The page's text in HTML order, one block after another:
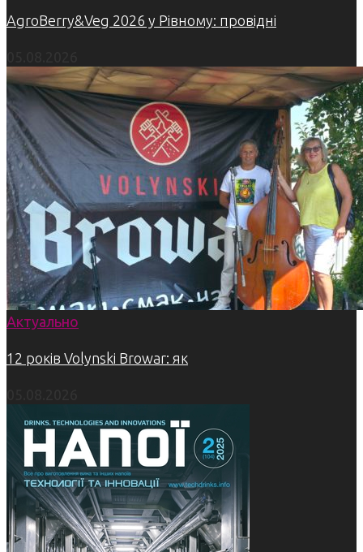
AgroBerry&Veg 2026 у Рівному: провідні
Актуально
12 років Volynski Browar: як